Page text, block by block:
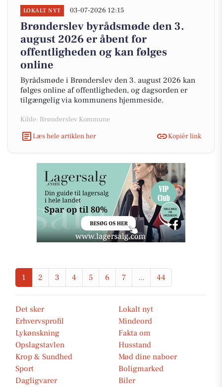
LOKALT NYT 03-07-2026 12:15
Brønderslev byrådsmøde den 3.
august 2026 er åbent for
offentligheden og kan følges
online
Byrådsmøde i Brønderslev den 3. august 2026 kan
følges online af offentligheden, og dagsorden er
tilgængelig via kommunens hjemmeside.
Kilde: Brønderslev Kommune
Læs hele artiklen her
Kopiér link
1 2 3 4 5 6 7 ... 44
Det sker
Lokalt nyt
Erhvervsprofil
Mindeord
Lykønskning
Fakta om
Opslagstavlen
Husstand
Krop & Sundhed
Mød dine naboer
Sport
Boligmarked
Dagligvarer
Biler